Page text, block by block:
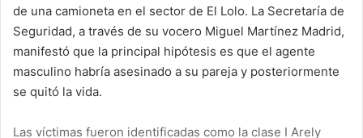
de una camioneta en el sector de El Lolo. La Secretaría de
Seguridad, a través de su vocero Miguel Martínez Madrid,
manifestó que la principal hipótesis es que el agente
masculino habría asesinado a su pareja y posteriormente
se quitó la vida.
Las víctimas fueron identificadas como la clase I Arely